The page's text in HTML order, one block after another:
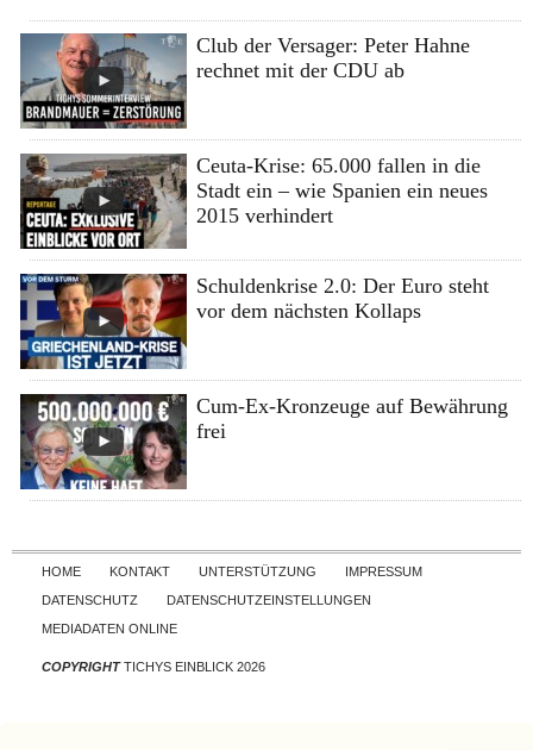
Club der Versager: Peter Hahne
rechnet mit der CDU ab
Ceuta-Krise: 65.000 fallen in die
Stadt ein – wie Spanien ein neues
2015 verhindert
Schuldenkrise 2.0: Der Euro steht
vor dem nächsten Kollaps
Cum-Ex-Kronzeuge auf Bewährung
frei
Skip to content
HOME KONTAKT UNTERSTÜTZUNG
IMPRESSUM
DATENSCHUTZ
DATENSCHUTZEINSTELLUNGEN
MEDIADATEN ONLINE
COPYRIGHTTICHYS EINBLICK 2026